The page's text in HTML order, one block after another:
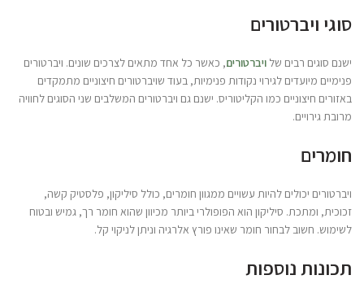
סוגי ויברטורים
ישנם סוגים רבים של ויברטורים, כאשר כל אחד מתאים לצרכים שונים. ויברטורים
פנימיים מיועדים לגירוי נקודות פנימיות, בעוד שויברטורים חיצוניים מתמקדים
באזורים חיצוניים כמו הקליטוריס. ישנם גם ויברטורים המשלבים שני הסוגים לחוויה
מרובת גירויים.
חומרים
ויברטורים יכולים להיות עשויים ממגוון חומרים, כולל סיליקון, פלסטיק קשה,
זכוכית, ומתכת. סיליקון הוא הפופולרי ביותר מכיוון שהוא חומר רך, גמיש ובטוח
לשימוש. חשוב לבחור חומר שאינו פורץ אלרגיה וניתן לניקוי קל.
תכונות נוספות